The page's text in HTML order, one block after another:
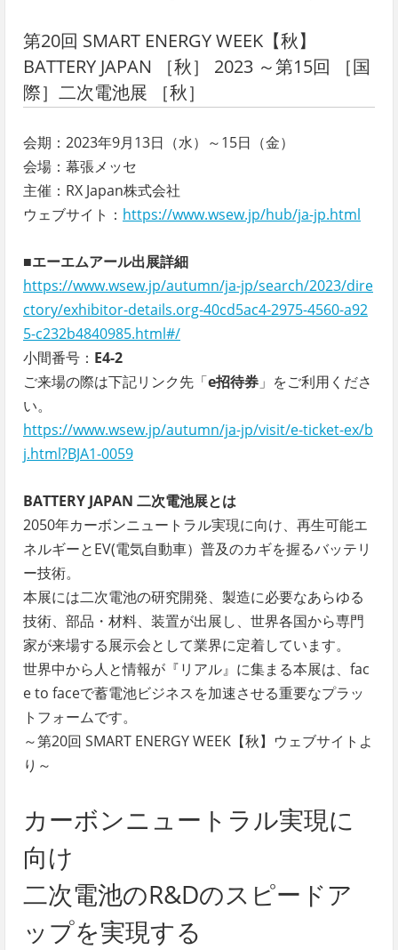
第20回 SMART ENERGY WEEK【秋】
BATTERY JAPAN ［秋］ 2023 ～第15回 ［国
際］二次電池展 ［秋］
会期：2023年9月13日（水）～15日（金）
会場：幕張メッセ
主催：RX Japan株式会社
ウェブサイト： https://www.wsew.jp/hub/ja-jp.html
■エーエムアール出展詳細
https://www.wsew.jp/autumn/ja-jp/search/2023/dire
ctory/exhibitor-details.org-40cd5ac4-2975-4560-a92
5-c232b4840985.html#/
小間番号： E4-2
ご来場の際は下記リンク先「e招待券 」をご利用くださ
い。
https://www.wsew.jp/autumn/ja-jp/visit/e-ticket-ex/b
j.html?BJA1-0059
BATTERY JAPAN 二次電池展とは
2050年カーボンニュートラル実現に向け、再生可能エ
ネルギーとEV(電気自動車）普及のカギを握るバッテリ
ー技術。
本展には二次電池の研究開発、製造に必要なあらゆる
技術、部品・材料、装置が出展し、世界各国から専門
家が来場する展示会として業界に定着しています。
世界中から人と情報が『リアル』に集まる本展は、fac
e to faceで蓄電池ビジネスを加速させる重要なプラッ
トフォームです。
～第20回 SMART ENERGY WEEK【秋】ウェブサイトよ
り～
カーボンニュートラル実現に
向け
二次電池のR&Dのスピードア
ップを実現する